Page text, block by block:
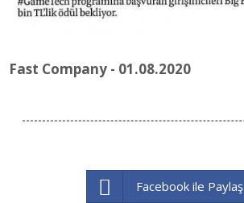
Fast Company - 01.08.2020
Facebook ile Paylaş